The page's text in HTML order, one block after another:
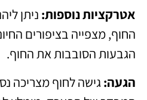
אטרקציות נוספות: ניתן
החוף, מצפייה בציפורים
הגבעות הסובבות את החוף.
הגעה: גישה לחוף מצריכה